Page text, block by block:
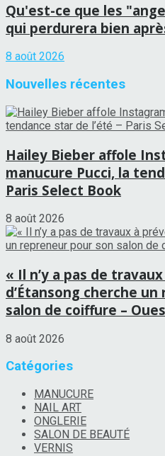
Qu'est-ce que les
qui perdurera bien
8 août 2026
Nouvelles récentes
Hailey Bieber affole
manucure Pucci, la
Paris Select Book
8 août 2026
« Il n’y a pas de
d’Étansong cherche
salon de coiffure –
8 août 2026
Catégories
MANUCURE
NAIL ART
ONGLERIE
SALON DE BEAUTÉ
VERNIS